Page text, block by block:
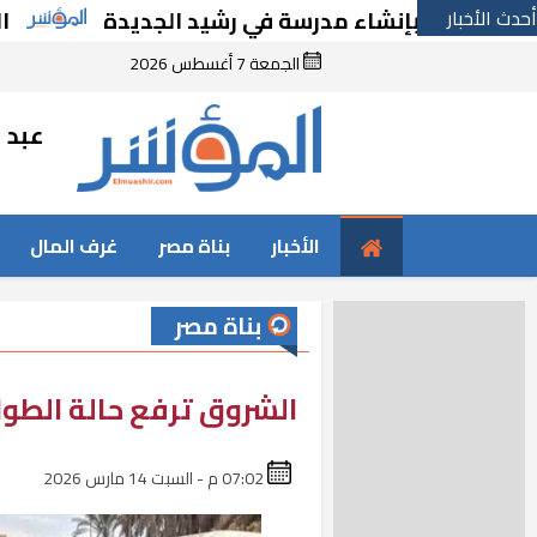
أحدث الأخباربإنشاء مدرسة في رشيد الجديدة
الجمعة 7 أغسطس 2026
الأخبار بناة مصر غرف المال
بناة مصر
الشروق ترفع حالة